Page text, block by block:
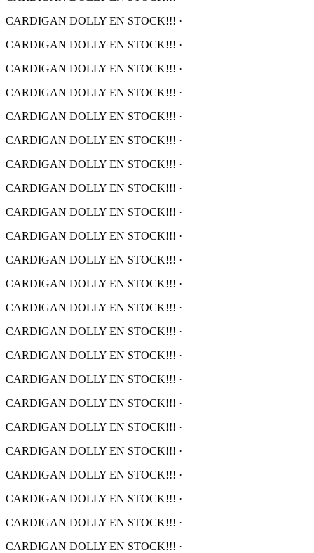
CARDIGAN DOLLY EN STOCK!!! ·
CARDIGAN DOLLY EN STOCK!!! ·
CARDIGAN DOLLY EN STOCK!!! ·
CARDIGAN DOLLY EN STOCK!!! ·
CARDIGAN DOLLY EN STOCK!!! ·
CARDIGAN DOLLY EN STOCK!!! ·
CARDIGAN DOLLY EN STOCK!!! ·
CARDIGAN DOLLY EN STOCK!!! ·
CARDIGAN DOLLY EN STOCK!!! ·
CARDIGAN DOLLY EN STOCK!!! ·
CARDIGAN DOLLY EN STOCK!!! ·
CARDIGAN DOLLY EN STOCK!!! ·
CARDIGAN DOLLY EN STOCK!!! ·
CARDIGAN DOLLY EN STOCK!!! ·
CARDIGAN DOLLY EN STOCK!!! ·
CARDIGAN DOLLY EN STOCK!!! ·
CARDIGAN DOLLY EN STOCK!!! ·
CARDIGAN DOLLY EN STOCK!!! ·
CARDIGAN DOLLY EN STOCK!!! ·
CARDIGAN DOLLY EN STOCK!!! ·
CARDIGAN DOLLY EN STOCK!!! ·
CARDIGAN DOLLY EN STOCK!!! ·
CARDIGAN DOLLY EN STOCK!!! ·